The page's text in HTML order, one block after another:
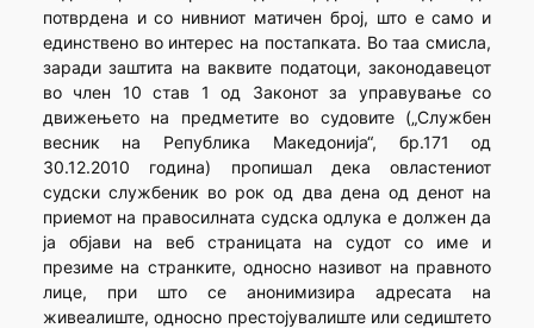
потврдена и со нивниот матичен број, што е само и
единствено во интерес на постапката. Во таа смисла,
заради заштита на ваквите податоци, законодавецот
во член 10 став 1 од Законот за управување со
движењето на предметите во судовите („Службен
весник на Република Македонија“, бр.171 од
30.12.2010 година) пропишал дека овластениот
судски службеник во рок од два дена од денот на
приемот на правосилната судска одлука е должен да
ја објави на веб страницата на судот со име и
презиме на странките, односно називот на правното
лице, при што се анонимизира адресата на
живеалиште, односно престојувалиште или седиштето